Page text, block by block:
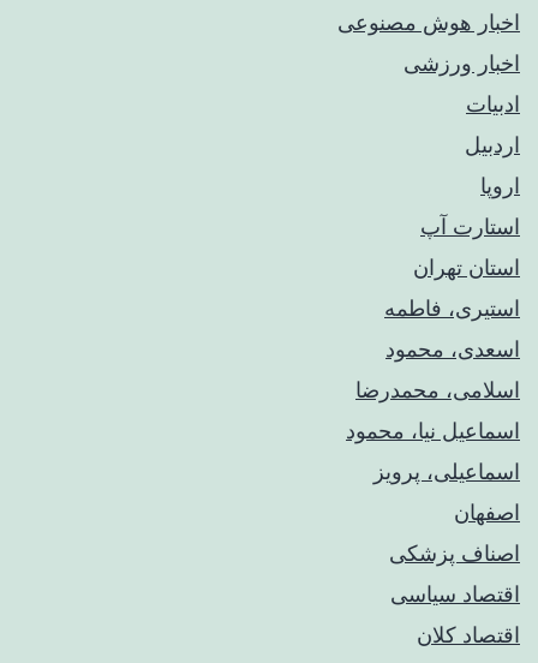
اخبار هوش مصنوعی
اخبار ورزشی
ادبیات
اردبیل
اروپا
استارت آپ
استان تهران
استیری، فاطمه
اسعدی، محمود
اسلامی، محمدرضا
اسماعیل نیا، محمود
اسماعیلی، پرویز
اصفهان
اصناف پزشکی
اقتصاد سیاسی
اقتصاد کلان